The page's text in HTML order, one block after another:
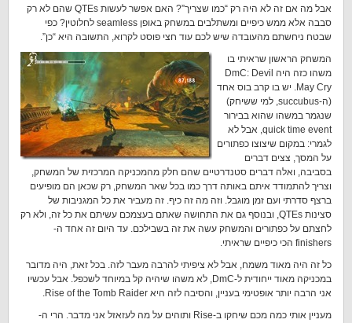
אבל מה אם זה לא היה רק “כמו שצריך”? האם אפשר לעשות QTEs שהם לא רק
סבבה אלא ממש כיפיים ומשתלבים במשחק באופן seamless לחלוטין? כפי
שבטח ניחשתם מהעובדה שיש לכם עוד חצי פוסט לקרוא, התשובה היא “כן”.
המשחק הראשון שראיתי בו
משהו כזה היה DmC: Devil
May Cry. יש בו קרב בוס אחד
(ה-succubus, למי ששיחק)
שנגמר במשהו שהוא בבירור
quick time event, אבל לא
לגמרי: במקום שיצוצו כפתורים
על המסך, צצים דברים
בסביבה, ואלה דברים סטנדרטיים שהם חלק מהמכניקה המרכזית של המשחק,
וצריך להתמודד איתם באותה דרך כמו בכל שאר המשחק, רק שכאן הם מופיעים
ברצף סדרתי ועם זמן מוגבל. וזה מה זה כיף. זה מעביר את כל המגניבות של
סצינות QTEs, ובנוסף גם את התחושה שאתם בעצמכם עשיתם את כל זה, ולא רק
לחצתם על כפתורים והמשחק עשה את זה בשבילכם. עד היום זה אחד ה-
finishers הכי כיפיים שראיתי.
כל זה היה מאוד משמח, אבל לא ציפיתי להרבה מעבר לזה. בכל זאת, היה מדובר
במכניקה מאוד ייחודית ל-DmC, לא משהו שיהיה קל במיוחד לשכפל. אבל עכשיו
אני הרבה יותר אופטימי בעניין, והסיבה לזה היא Rise of the Tomb Raider.
מעניין אותי כמה מכם שיחקו ב-Rise ותוהים על מה לעזאזל אני מדבר. הרי ה-